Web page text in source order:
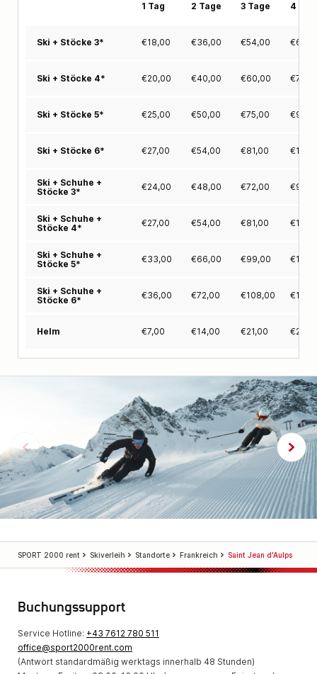
1 Tag 2 Tage 3 Tage 4
Ski + Stöcke 3* €18,00 €36,00 €54,00 €
Ski + Stöcke 4* €20,00 €40,00 €60,00 €
Ski + Stöcke 5* €25,00 €50,00 €75,00 €
Ski + Stöcke 6* €27,00 €54,00 €81,00 €
Ski + Schuhe +
Stöcke 3*
€24,00 €48,00 €72,00 €
Ski + Schuhe +
Stöcke 4*
€27,00 €54,00 €81,00 €
Ski + Schuhe +
Stöcke 5*
€33,00 €66,00 €99,00 €
Ski + Schuhe +
Stöcke 6*
€36,00 €72,00 €108,00 €
Helm €7,00 €14,00 €21,00 €
SPORT 2000 rent Skiverleih Standorte Frankreich Saint Jean d'Aulps
Buchungssupport
Service Hotline: +43 7612 780 511
office@sport2000rent.com
(Antwort standardmäßig werktags innerhalb 48 Stunden)